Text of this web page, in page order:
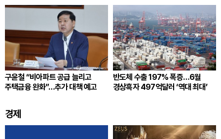
구윤철 “비아파트 공급 늘리고
주택금융 완화”…추가 대책 예고
반도체 수출 197% 폭증…6월
경상흑자 497억달러 ‘역대 최대’
경제